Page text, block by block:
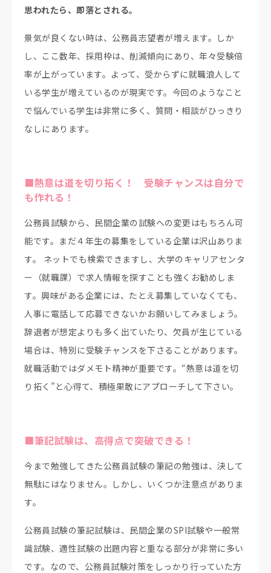
思われたら、即落とされる。
景気が良くない時は、公務員志望者が増えます。しか
し、ここ数年、採用枠は、削減傾向にあり、年々受験倍
率が上がっています。よって、受からずに就職浪人して
いる学生が増えているのが現実です。今回のようなこと
で悩んでいる学生は非常に多く、質問・相談がひっきり
なしにあります。
■熱意は道を切り拓く！ 受験チャンスは自分で
も作れる！
公務員試験から、民間企業の試験への変更はもちろん可
能です。まだ４年生の募集をしている企業は沢山ありま
す。 ネットでも検索できますし、大学のキャリアセンタ
ー（就職課）で求人情報を探すことも強くお勧めしま
す。興味がある企業には、たとえ募集していなくても、
人事に電話して応募できないかお願いしてみましょう。
辞退者が想定よりも多く出ていたり、欠員が生じている
場合は、特別に受験チャンスを下さることがあります。
就職活動ではダメモト精神が重要です。“熱意は道を切
り拓く”と心得て、積極果敢にアプローチして下さい。
■筆記試験は、高得点で突破できる！
今まで勉強してきた公務員試験の筆記の勉強は、決して
無駄にはなりません。しかし、いくつか注意点がありま
す。
公務員試験の筆記試験は、民間企業のSPI試験や一般常
識試験、適性試験の出題内容と重なる部分が非常に多い
です。なので、公務員試験対策をしっかり行っていた方